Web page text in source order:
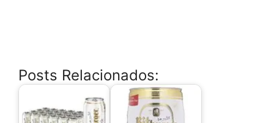
Posts Relacionados: